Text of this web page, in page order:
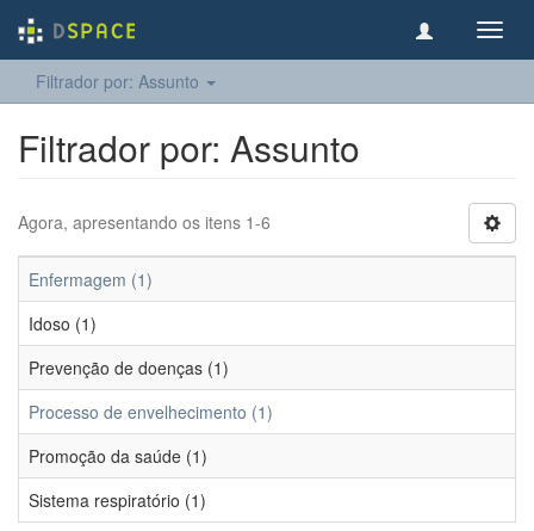
Filtrador por: Assunto
Filtrador por: Assunto
Agora, apresentando os itens 1-6
Enfermagem (1)
Idoso (1)
Prevenção de doenças (1)
Processo de envelhecimento (1)
Promoção da saúde (1)
Sistema respiratório (1)